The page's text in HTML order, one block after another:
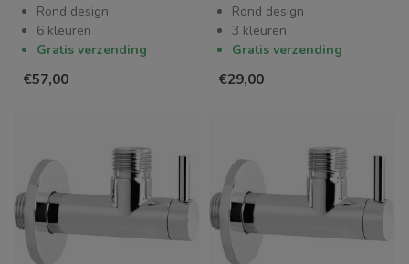
Rond design
6 kleuren
Gratis verzending
€57,00
Rond design
3 kleuren
Gratis verzending
€29,00